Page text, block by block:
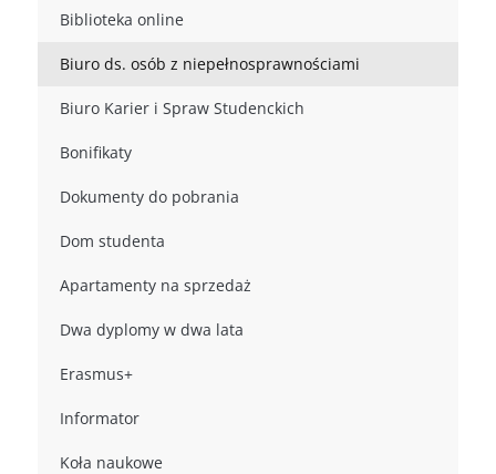
Biblioteka online
Biuro ds. osób z niepełnosprawnościami
Biuro Karier i Spraw Studenckich
Bonifikaty
Dokumenty do pobrania
Dom studenta
Apartamenty na sprzedaż
Dwa dyplomy w dwa lata
Erasmus+
Informator
Koła naukowe